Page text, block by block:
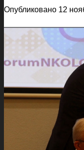
Опубликовано 12